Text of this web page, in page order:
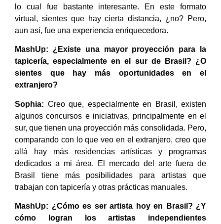
lo cual fue bastante interesante. En este formato
virtual, sientes que hay cierta distancia, ¿no? Pero,
aun así, fue una experiencia enriquecedora.
MashUp: ¿Existe una mayor proyección para la
tapicería, especialmente en el sur de Brasil? ¿O
sientes que hay más oportunidades en el
extranjero?
Sophia: Creo que, especialmente en Brasil, existen
algunos concursos e iniciativas, principalmente en el
sur, que tienen una proyección más consolidada. Pero,
comparando con lo que veo en el extranjero, creo que
allá hay más residencias artísticas y programas
dedicados a mi área. El mercado del arte fuera de
Brasil tiene más posibilidades para artistas que
trabajan con tapicería y otras prácticas manuales.
MashUp: ¿Cómo es ser artista hoy en Brasil? ¿Y
cómo logran los artistas independientes